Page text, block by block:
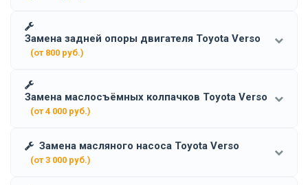
Замена задней опоры двигателя Toyota Verso
(от 800 руб.)
Замена маслосъёмных колпачков Toyota Verso
(от 4 000 руб.)
Замена масляного насоса Toyota Verso
(от 3 000 руб.)